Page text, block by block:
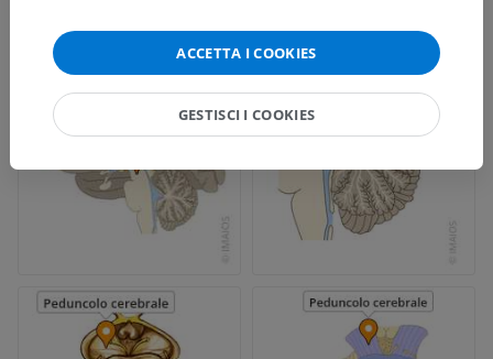
ACCETTA I COOKIES
GESTISCI I COOKIES